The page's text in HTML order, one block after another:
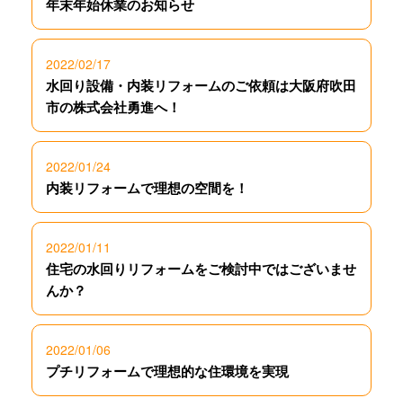
年末年始休業のお知らせ
2022/02/17
水回り設備・内装リフォームのご依頼は大阪府吹田
市の株式会社勇進へ！
2022/01/24
内装リフォームで理想の空間を！
2022/01/11
住宅の水回りリフォームをご検討中ではございませ
んか？
2022/01/06
プチリフォームで理想的な住環境を実現